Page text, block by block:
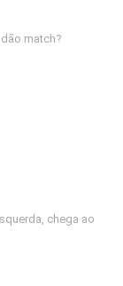
match?
chega ao